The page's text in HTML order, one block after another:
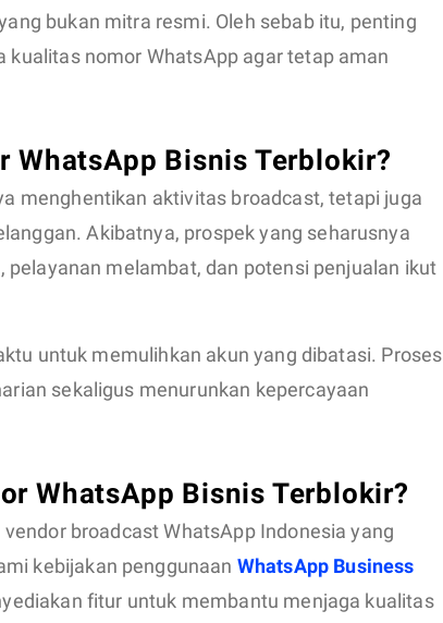
bukan mitra resmi. Oleh sebab itu, penting
nomor WhatsApp agar tetap aman
WhatsApp Bisnis Terblokir?
menghentikan aktivitas broadcast, tetapi juga
Akibatnya, prospek yang seharusnya
melambat, dan potensi penjualan ikut
untuk memulihkan akun yang dibatasi. Proses
sekaligus menurunkan kepercayaan
WhatsApp Bisnis Terblokir?
broadcast WhatsApp Indonesia yang
kebijakan penggunaan WhatsApp Business
fitur untuk membantu menjaga kualitas